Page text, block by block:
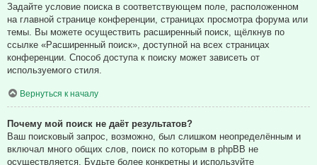
Задайте условие поиска в соответствующем поле, расположенном
на главной странице конференции, страницах просмотра форума или
темы. Вы можете осуществить расширенный поиск, щёлкнув по
ссылке «Расширенный поиск», доступной на всех страницах
конференции. Способ доступа к поиску может зависеть от
используемого стиля.
Вернуться к началу
Почему мой поиск не даёт результатов?
Ваш поисковый запрос, возможно, был слишком неопределённым и
включал много общих слов, поиск по которым в phpBB не
осуществляется. Будьте более конкретны и используйте